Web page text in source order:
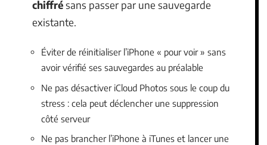
chiffrésans passer par une sauvegarde
existante.
Éviter de réinitialiser l’iPhone « pour voir » sans
avoir vérifié ses sauvegardes au préalable
Ne pas désactiver iCloud Photos sous le coup du
stress : cela peut déclencher une suppression
côté serveur
Ne pas brancher l’iPhone à iTunes et lancer une